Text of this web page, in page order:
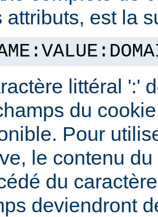
attributs, est la
littéral ':'
du
Pour
le contenu
du
deviendront